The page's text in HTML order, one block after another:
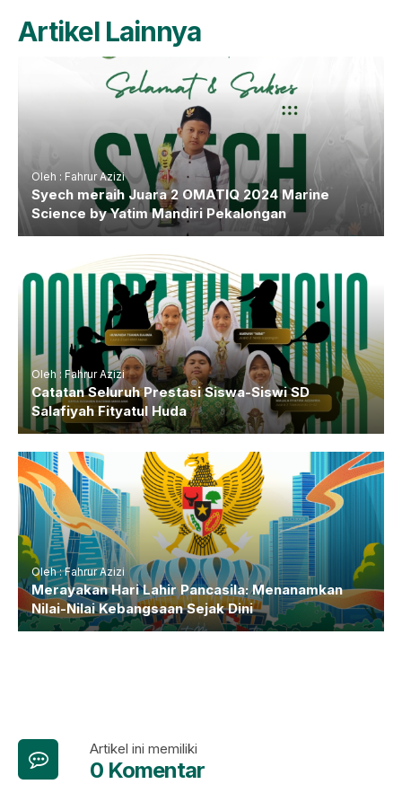
Artikel Lainnya
Oleh : Fahrur Azizi
Syech meraih Juara 2 OMATIQ 2024 Marine
Science by Yatim Mandiri Pekalongan
Oleh : Fahrur Azizi
Catatan Seluruh Prestasi Siswa-Siswi SD
Salafiyah Fityatul Huda
Oleh : Fahrur Azizi
Merayakan Hari Lahir Pancasila: Menanamkan
Nilai-Nilai Kebangsaan Sejak Dini
Artikel ini memiliki
0 Komentar